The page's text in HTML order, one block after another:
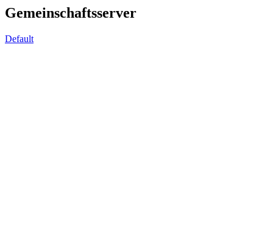
Gemeinschaftsserver
Default